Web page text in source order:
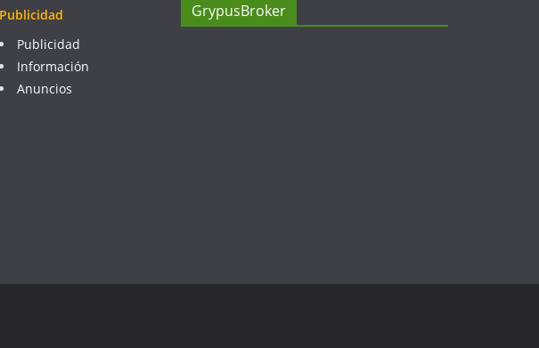
Publicidad
Publicidad
Información
Anuncios
GrypusBroker